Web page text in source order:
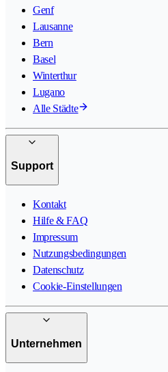
Genf
Lausanne
Bern
Basel
Winterthur
Lugano
Alle Städte
Support
Kontakt
Hilfe & FAQ
Impressum
Nutzungsbedingungen
Datenschutz
Cookie-Einstellungen
Unternehmen